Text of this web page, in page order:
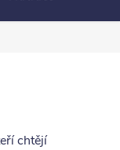
chtějí